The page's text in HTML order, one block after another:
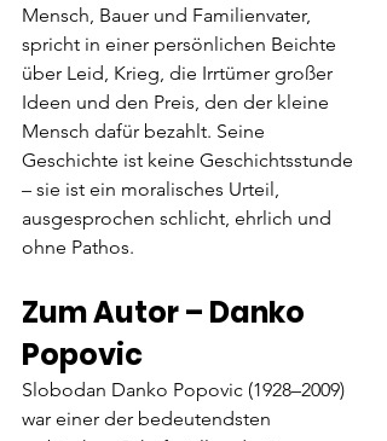
Mensch, Bauer und Familienvater,
spricht in einer persönlichen Beichte
über Leid, Krieg, die Irrtümer großer
Ideen und den Preis, den der kleine
Mensch dafür bezahlt. Seine
Geschichte ist keine Geschichtsstunde
– sie ist ein moralisches Urteil,
ausgesprochen schlicht, ehrlich und
ohne Pathos.
Zum Autor – Danko
Popovic
Slobodan Danko Popovic (1928–2009)
war einer der bedeutendsten